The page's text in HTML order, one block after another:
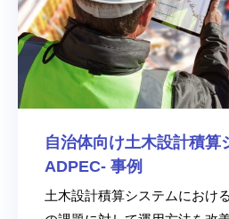
自治体向け土木設計積算
ADPEC- 事例
土木設計積算システムにおけ